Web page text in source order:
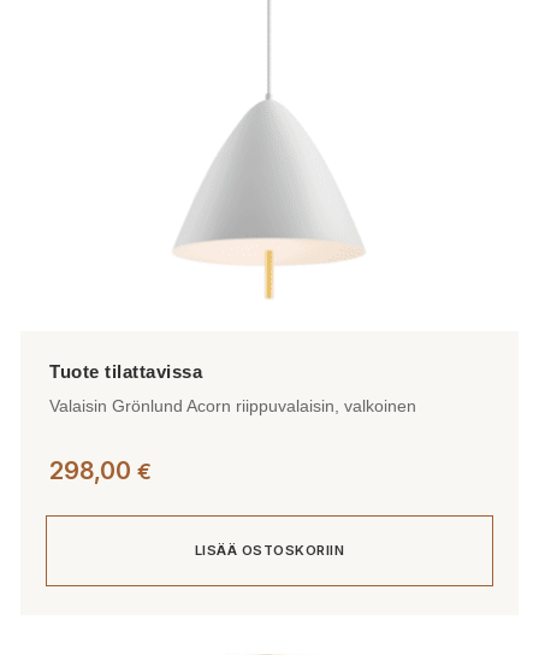
Valaisin Grönlund Acorn riippuvalaisin, valkoinen
298,00 €
LISÄÄ OSTOSKORIIN